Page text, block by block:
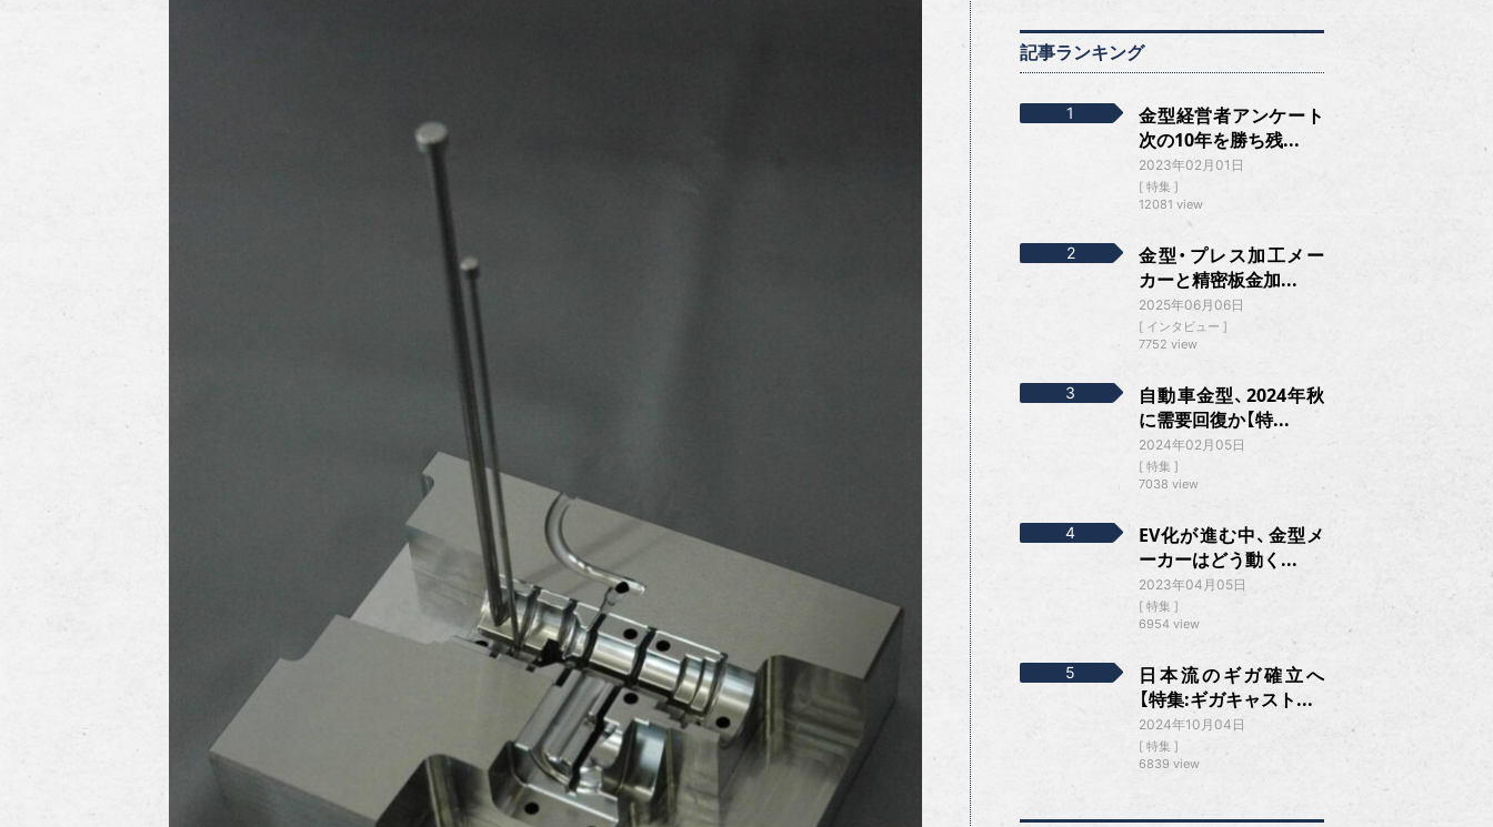
記事ランキング
金型経営者アンケート
次の10年を勝ち残...
2023年02月01日
特集
12081 view
金型・プレス加工メー
カーと精密板金加...
2025年06月06日
インタビュー
7752 view
自動車金型、2024年秋
に需要回復か【特...
2024年02月05日
特集
7038 view
EV化が進む中、金型メ
ーカーはどう動く...
2023年04月05日
特集
6954 view
日本流のギガ確立へ
【特集:ギガキャスト...
2024年10月04日
特集
6839 view